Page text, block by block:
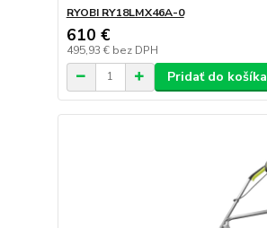
RYOBI RY18LMX46A-0
610 €
495,93 € bez DPH
Pridať do košíka